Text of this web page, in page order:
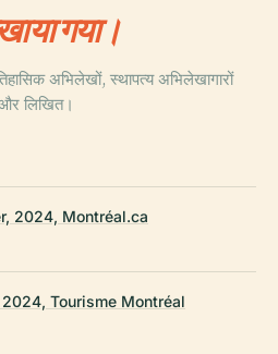
गया।
अभिलेखों, स्थापत्य अभिलेखागारों
लिखित।
2024, Montréal.ca
Tourisme Montréal